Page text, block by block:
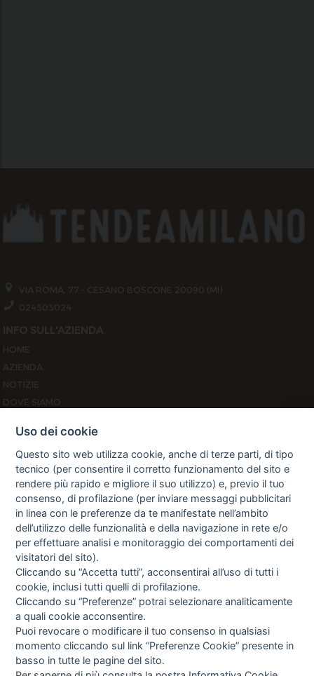
VIA ROMA, 77 - CESANO BOSCONE 20090 (MI)
024503024
INFO SULL'AZIENDA
HOME
AZIENDA
NOTIZIE
DOVE SIAMO
PRIVACY
TERMINI E CONDIZIONI
COOKIE POLICY
PREFERENZE COOKIE
GUIDA AGLI ACQUISTI
PROCEDURA DI ACQUISTO
PAGAMENTI
DIRITTO DI RECESSO
NEWSLETTER
Letta l’informativa privacy acconsento espressamente al trattamento
dei miei dati personali per finalità di marketing (newsletter, novità,
promozioni, ecc.).
Uso dei cookie
Questo sito web utilizza cookie, anche di terze parti, di tipo
tecnico (per consentire il corretto funzionamento del sito e
rendere più rapido e migliore il suo utilizzo) e, previo il tuo
consenso, di profilazione (per inviare messaggi pubblicitari
in linea con le preferenze da te manifestate nell’ambito
dell’utilizzo delle funzionalità e della navigazione in rete e/o
per effettuare analisi e monitoraggio dei comportamenti dei
visitatori del sito).
Cliccando su “Accetta tutti”, acconsentirai all’uso di tutti i
cookie, inclusi tutti quelli di profilazione.
Cliccando su “Preferenze” potrai selezionare analiticamente
a quali cookie acconsentire.
Puoi revocare o modificare il tuo consenso in qualsiasi
momento cliccando sul link “Preferenze Cookie” presente in
basso in tutte le pagine del sito.